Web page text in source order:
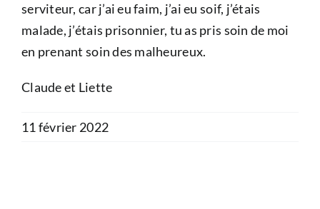
serviteur, car j’ai eu faim, j’ai eu soif, j’étais
malade, j’étais prisonnier, tu as pris soin de moi
en prenant soin des malheureux.
Claude et Liette
11 février 2022